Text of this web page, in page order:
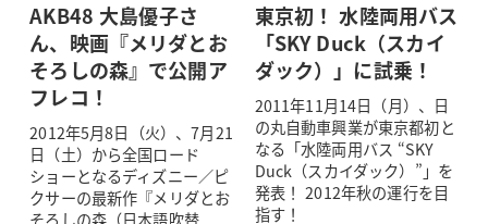
AKB48 大島優子さ
ん、映画『メリダとお
そろしの森』で公開ア
フレコ！
2012年5月8日（火）、7月21
日（土）から全国ロード
ショーとなるディズニー／ピ
クサーの最新作『メリダとお
そろしの森（日本語吹替
東京初！ 水陸両用バス
「SKY Duck（スカイ
ダック）」に試乗！
2011年11月14日（月）、日
の丸自動車興業が東京都初と
なる「水陸両用バス “SKY
Duck（スカイダック）”」を
発表！ 2012年秋の運行を目
指す！